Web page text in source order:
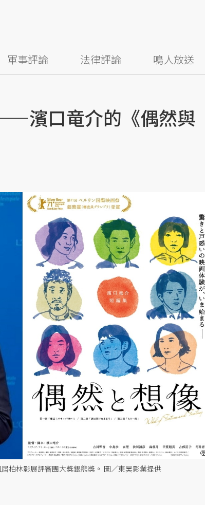
軍事評論 法律評論 鳴人放送
濱口竜介的《偶然與
柏林影展評審團大獎銀熊獎。 圖／東昊影業提供